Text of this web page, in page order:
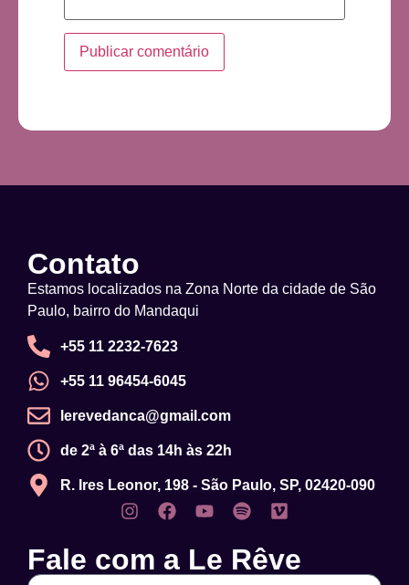
Contato
Estamos localizados na Zona Norte da cidade de São
Paulo, bairro do Mandaqui
+55 11 2232-7623
+55 11 96454-6045
lerevedanca@gmail.com
de 2ª à 6ª das 14h às 22h
R. Ires Leonor, 198 - São Paulo, SP, 02420-090
Fale com a Le Rêve